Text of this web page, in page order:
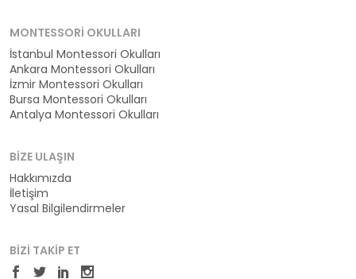
MONTESSORI OKULLARI
İstanbul Montessori Okulları
Ankara Montessori Okulları
İzmir Montessori Okulları
Bursa Montessori Okulları
Antalya Montessori Okulları
BIZE ULAŞIN
Hakkımızda
İletişim
Yasal Bilgilendirmeler
BIZI TAKIP ET